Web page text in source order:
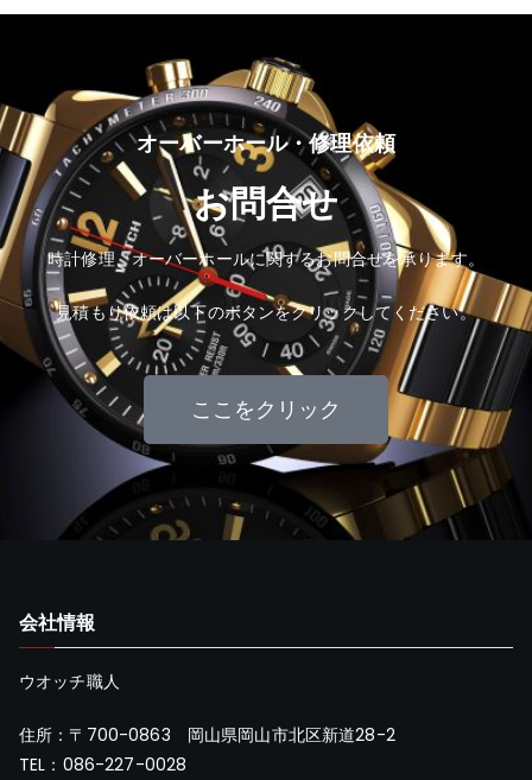
オーバーホール・修理依頼
お問合せ
時計修理、オーバーホールに関するお問合せを承ります。
見積もり依頼は以下のボタンをクリックしてください。
ここをクリック
会社情報
ウオッチ職人
住所：〒700-0863 岡山県岡山市北区新道28-2
TEL：086-227-0028